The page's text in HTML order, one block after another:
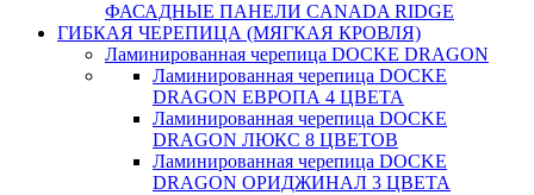
ФАСАДНЫЕ ПАНЕЛИ CANADA RIDGE
ГИБКАЯ ЧЕРЕПИЦА (МЯГКАЯ КРОВЛЯ)
Ламинированная черепица DOCKE DRAGON
Ламинированная черепица DOCKE
DRAGON ЕВРОПА 4 ЦВЕТА
Ламинированная черепица DOCKE
DRAGON ЛЮКС 8 ЦВЕТОВ
Ламинированная черепица DOCKE
DRAGON ОРИДЖИНАЛ 3 ЦВЕТА